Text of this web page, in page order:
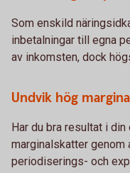
Som enskild
inbetalningar till egna
av inkomsten, dock
Undvik hög
Har du bra resultat i
marginalskatter
periodiserings- och